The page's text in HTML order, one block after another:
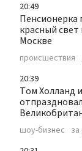
20:49
Пенсионерка
красный свет
Москве
происшествия
20:39
Том Холланд
шоу-бизнес